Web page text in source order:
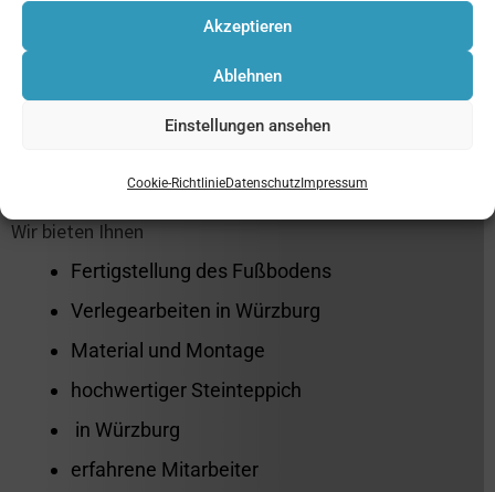
Akzeptieren
Ablehnen
Einstellungen ansehen
Cookie-RichtlinieDatenschutz Impressum
Wir bieten Ihnen
Fertigstellung des Fußbodens
Verlegearbeiten in Würzburg
Material und Montage
hochwertiger Steinteppich
in Würzburg
erfahrene Mitarbeiter